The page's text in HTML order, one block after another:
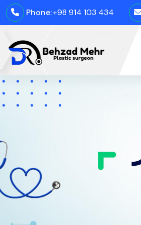
Phone:+98 914 103 434